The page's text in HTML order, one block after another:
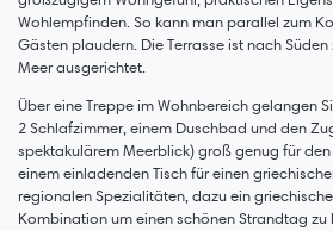
Wohlempfinden. So kann man parallel zum
Gästen plaudern. Die Terrasse ist nach
Meer ausgerichtet.
Über eine Treppe im Wohnbereich gelangen
2 Schlafzimmer, einem Duschbad und den
spektakulärem Meerblick) groß genug für
einem einladenden Tisch für einen
regionalen Spezialitäten, dazu ein
Kombination um einen schönen Strandtag zu